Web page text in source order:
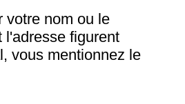
votre nom ou le
l'adresse figurent
vous mentionnez le